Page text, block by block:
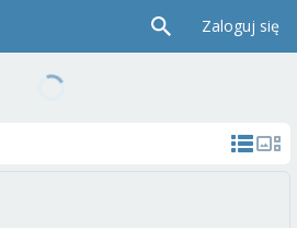
Zaloguj się